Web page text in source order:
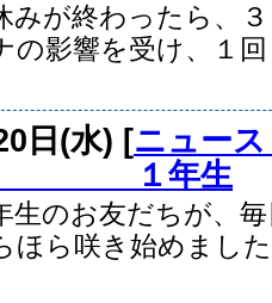
みが終わったら、
の影響を受け、１
日(水) [ニュー
１年生
生のお友だちが、
ほら咲き始めまし